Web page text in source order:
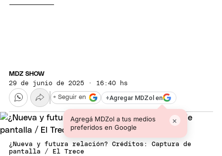
MDZ SHOW
29 de junio de 2025 · 16:40 hs
+Agregar MDZol en
Agregá MDZol a tus medios
preferidos en Google
×
+ Seguir en
¿Nueva y futura relación? Créditos: Captura de
pantalla / El Trece